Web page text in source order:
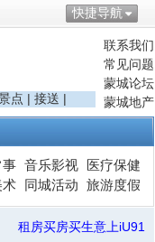
快捷导航
联系我们
常见问题
蒙城论坛
蒙城地产
点 | 接送 |
事 音乐影视
医疗保健
术 同城活动 旅游度假
租房买房买生意上iU91